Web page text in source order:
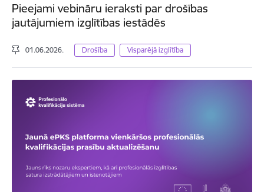
Pieejami vebināru ieraksti par drošības
jautājumiem izglītības iestādēs
01.06.2026. Drošība Visparējā izglītība